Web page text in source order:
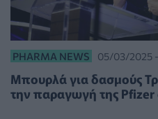
PHARMA NEWS 05/03/2025 -
Μπουρλά για δασμούς
την παραγωγή της Pfizer